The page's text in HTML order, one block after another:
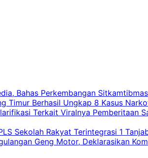
Bahas Perkembangan
Timur Berhasil Ungkap 8 Kasus
Terkait Viralnya Pemberitaan
Sekolah Rakyat Terintegrasi 1
Geng Motor, Deklarasikan